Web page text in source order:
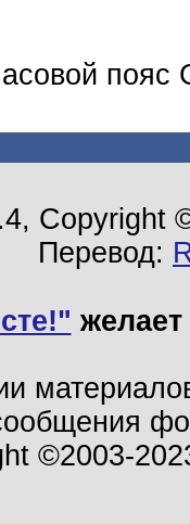
пояс
Copyright
Перевод:
©2003-